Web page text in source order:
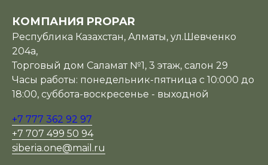
КОМПАНИЯ PROPAR
Республика Казахстан, Алматы, ул.Шевченко
204а,
Торговый дом Саламат №1, 3 этаж, салон 29
Часы работы: понедельник-пятница с 10:000 до
18:00, суббота-воскресенье - выходной
+7 777 362 92 97
+7 707 499 50 94
siberia.one@mail.ru